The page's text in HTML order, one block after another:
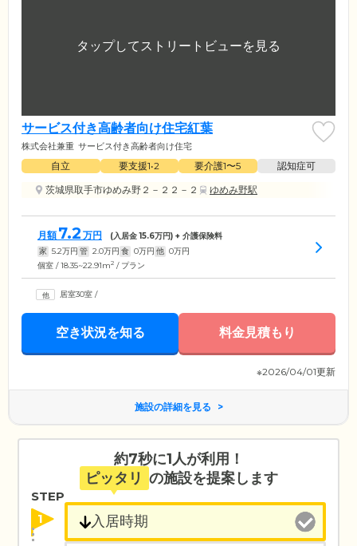
サービス付き高齢者向け住宅紅葉
株式会社兼重 サービス付き高齢者向け住宅
自立 要支援1•2 要介護1〜5
認知症可
茨城県取手市ゆめみ野２－２２－２
ゆめみ野駅
月額 7.2 万円 (入居金15.6万円) + 介護保険料
家 5.2万円 管 2.0万円 食 0万円 他 0万円
個室 / 18.35~22.91m2 / プラン
居室30室 /
空き状況を知る 料金見積もり
※2026/04/01更新
施設の詳細を見る
約7秒に1人が利用！
ピッタリ の施設を提案します
STEP
1